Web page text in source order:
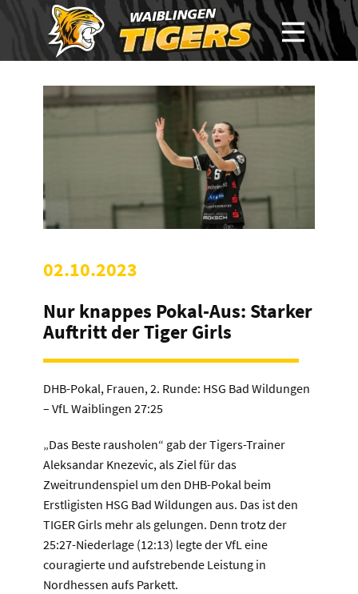
02.10.2023
Nur knappes Pokal-Aus: Starker
Auftritt der Tiger Girls
DHB-Pokal, Frauen, 2. Runde: HSG Bad Wildungen
– VfL Waiblingen 27:25
„Das Beste rausholen“ gab der Tigers-Trainer
Aleksandar Knezevic, als Ziel für das
Zweitrundenspiel um den DHB-Pokal beim
Erstligisten HSG Bad Wildungen aus. Das ist den
TIGER Girls mehr als gelungen. Denn trotz der
25:27-Niederlage (12:13) legte der VfL eine
couragierte und aufstrebende Leistung in
Nordhessen aufs Parkett.